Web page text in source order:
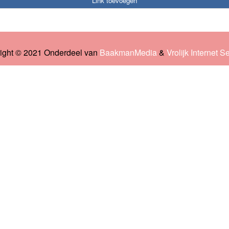
© 2021 Onderdeel van BaakmanMedia& Vrolijk Internet